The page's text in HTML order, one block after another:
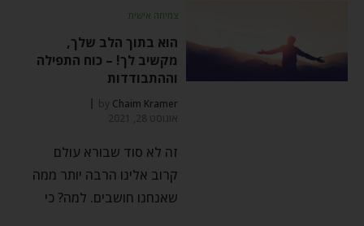
צמיחה אישית
הוא בתוך הלב שלך,
מקשיב לך! – כוח התפילה
וההתבודדות
by Chaim Kramer
אוגוסט 28, 2021
זה לא סוד שבורא עולם
קרוב אלינו הרבה יותר ממה
שאנחנו חושבים. למה? כי